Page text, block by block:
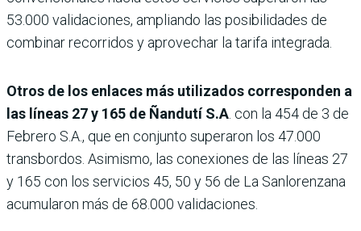
53.000 validaciones, ampliando las posibilidades de
combinar recorridos y aprovechar la tarifa integrada.
Otros de los enlaces más utilizados corresponden a
las líneas 27 y 165 de Ñandutí S.A . con la 454 de 3 de
Febrero S.A., que en conjunto superaron los 47.000
transbordos. Asimismo, las conexiones de las líneas 27
y 165 con los servicios 45, 50 y 56 de La Sanlorenzana
acumularon más de 68.000 validaciones.